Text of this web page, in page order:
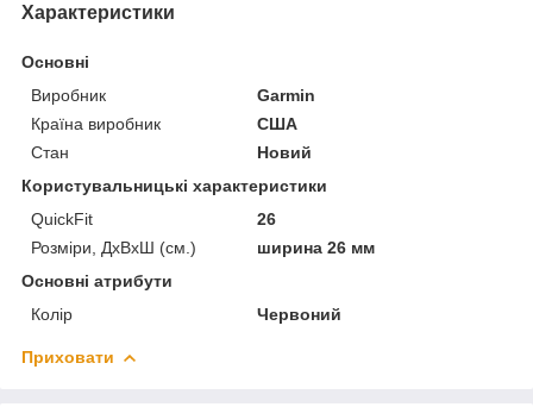
Характеристики
Основні
Виробник
Garmin
Країна виробник
США
Стан
Новий
Користувальницькі характеристики
QuickFit
26
Розміри, ДхВхШ (см.)
ширина 26 мм
Основні атрибути
Колір
Червоний
Приховати